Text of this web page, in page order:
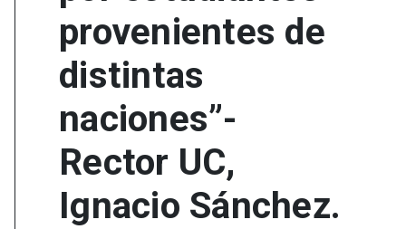
provenientes de
distintas
naciones”-
Rector UC,
Ignacio Sánchez.